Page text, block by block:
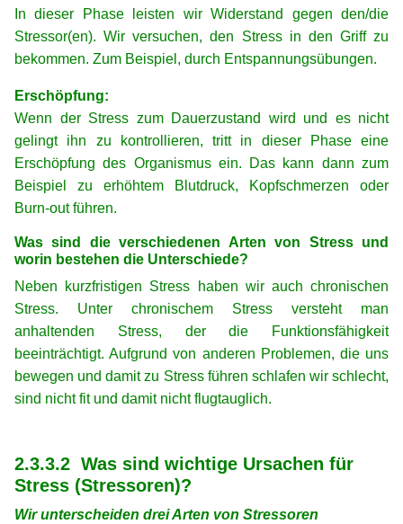
In dieser Phase leisten wir Widerstand gegen den/die
Stressor(en). Wir versuchen, den Stress in den Griff zu
bekommen. Zum Beispiel, durch Entspannungsübungen.
Erschöpfung:
Wenn der Stress zum Dauerzustand wird und es nicht
gelingt ihn zu kontrollieren, tritt in dieser Phase eine
Erschöpfung des Organismus ein. Das kann dann zum
Beispiel zu erhöhtem Blutdruck, Kopfschmerzen oder
Burn-out führen.
Was sind die verschiedenen Arten von Stress und
worin bestehen die Unterschiede?
Neben kurzfristigen Stress haben wir auch chronischen
Stress. Unter chronischem Stress versteht man
anhaltenden Stress, der die Funktionsfähigkeit
beeinträchtigt. Aufgrund von anderen Problemen, die uns
bewegen und damit zu Stress führen schlafen wir schlecht,
sind nicht fit und damit nicht flugtauglich.
2.3.3.2 Was sind wichtige Ursachen für
Stress (Stressoren)?
Wir unterscheiden drei Arten von Stressoren